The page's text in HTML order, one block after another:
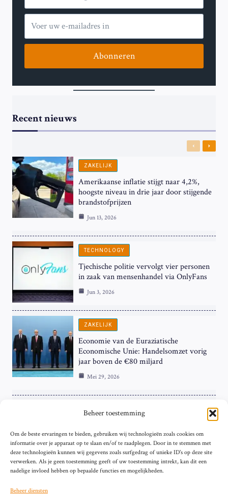
Beheer toestemming
Om de beste ervaringen te bieden, gebruiken wij technologieën zoals cookies om
informatie over je apparaat op te slaan en/of te raadplegen. Door in te stemmen met
deze technologieën kunnen wij gegevens zoals surfgedrag of unieke ID's op deze site
verwerken. Als je geen toestemming geeft of uw toestemming intrekt, kan dit een
nadelige invloed hebben op bepaalde functies en mogelijkheden.
Beheer diensten
Abonneren
Recent nieuws
Previous
Next
ZAKELIJK
Amerikaanse inflatie stijgt naar 4,2%,
hoogste niveau in drie jaar door stijgende
brandstofprijzen
Jun 13, 2026
TECHNOLOGY
Tjechische politie vervolgt vier personen
in zaak van mensenhandel via OnlyFans
Jun 3, 2026
ZAKELIJK
Economie van de Euraziatische
Economische Unie: Handelsomzet vorig
jaar boven de €80 miljard
Mei 29, 2026
ZAKELIJK
Hardnekkige Inflatie bij de ‘Grote Vier’
van de Eurozone
Mei 29, 2026